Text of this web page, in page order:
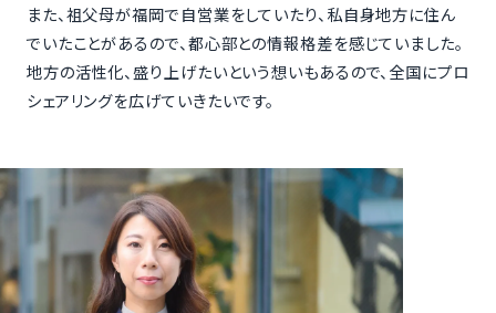
また、祖父母が福岡で自営業をしていたり、私自身地方に住ん
でいたことがあるので、都心部との情報格差を感じていました。
地方の活性化、盛り上げたいという想いもあるので、全国にプロ
シェアリングを広げていきたいです。